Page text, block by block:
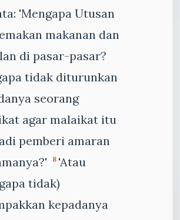
'Mengapa Utusan
makanan dan
di pasar-pasar?
tidak diturunkan
seorang
agar malaikat itu
pemberi amaran
8 'Atau
tidak)
kepadanya